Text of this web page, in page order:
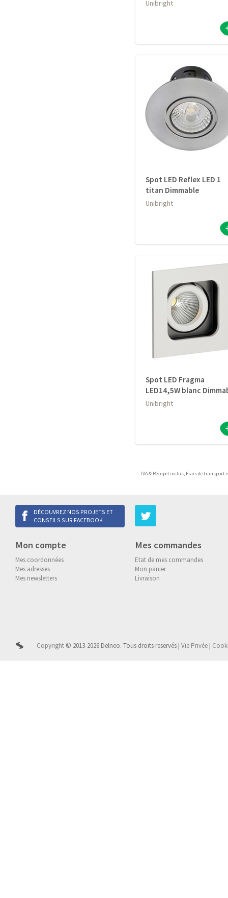
Unibright
Spot LED Reflex LED 1
titan Dimmable
Unibright
Spot LED Fragma
LED14,5W blanc
Unibright
TVA & Récupel inclus, Frais de transport
DÉCOUVREZ NOS PROJETS ET
CONSEILS SUR FACEBOOK
Mon compte
Mes coordonnées
Mes adresses
Mes newsletters
Mes commandes
Etat de mes commandes
Mon panier
Livraison
Copyright © 2013-2026 Delneo. Tous droits reservés | Vie Privée |